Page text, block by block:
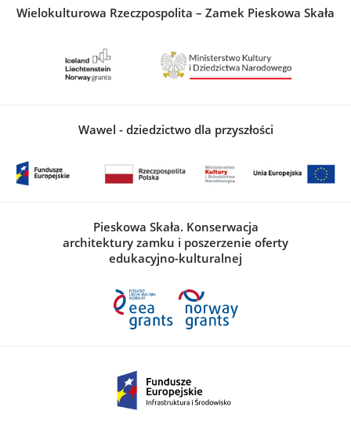
Wielokulturowa Rzeczpospolita – Zamek Pieskowa Skała
Wawel - dziedzictwo dla przyszłości
Pieskowa Skała. Konserwacja
architektury zamku i poszerzenie oferty
edukacyjno-kulturalnej